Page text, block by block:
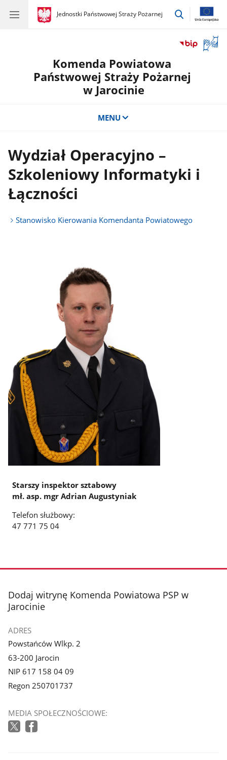
gov.pl
Jednostki Państwowej Straży Pożarnej
gov.pl
Jednostki
przejdź
okno
Komenda Powiatowa
Państwowej Straży Pożarnej
w Jarocinie
MENU
Wydział Operacyjno –
Szkoleniowy Informatyki i
Łączności
Stanowisko Kierowania Komendanta Powiatowego
Starszy inspektor sztabowy
mł. asp. mgr Adrian Augustyniak
Telefon służbowy:
47 771 75 04
stopka
Dodaj witrynę Komenda Powiatowa PSP w
Jarocinie
ADRES
Powstańców Wlkp. 2
63-200 Jarocin
NIP 617 158 04 09
Regon 250701737
MEDIA SPOŁECZNOŚCIOWE: